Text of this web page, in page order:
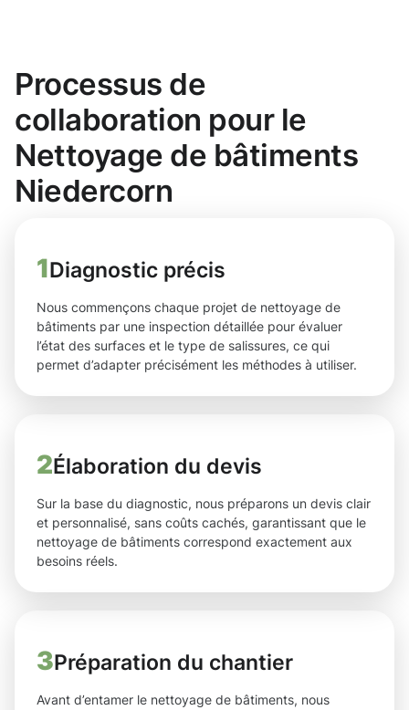
Processus de
collaboration pour le
Nettoyage de bâtiments
Niedercorn
1Diagnostic précis
Nous commençons chaque projet de nettoyage de
bâtiments par une inspection détaillée pour évaluer
l’état des surfaces et le type de salissures, ce qui
permet d’adapter précisément les méthodes à utiliser.
2Élaboration du devis
Sur la base du diagnostic, nous préparons un devis clair
et personnalisé, sans coûts cachés, garantissant que le
nettoyage de bâtiments correspond exactement aux
besoins réels.
3Préparation du chantier
Avant d’entamer le nettoyage de bâtiments, nous